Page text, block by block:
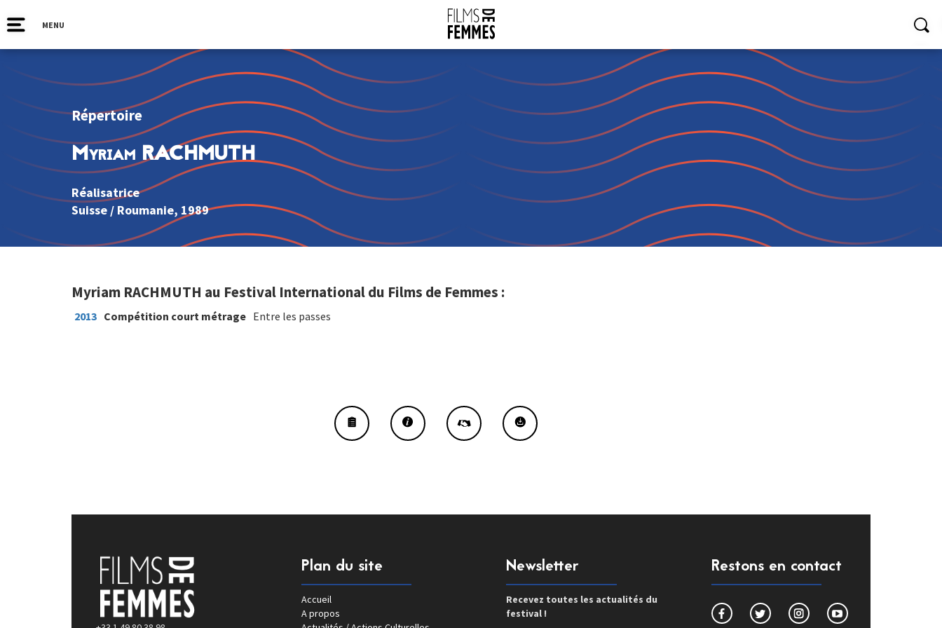
MENU
Répertoire
Myriam RACHMUTH
Réalisatrice
Suisse / Roumanie, 1989
Myriam RACHMUTH au Festival International du Films de Femmes :
2013 Compétition court métrage Entre les passes
Plan du site
Accueil
A propos
Newsletter
Recevez toutes les actualités du
festival !
Restons en contact